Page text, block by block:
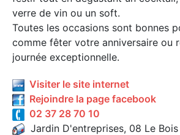
verre de vin ou un soft.
Toutes les occasions sont bonnes
comme fêter votre anniversaire ou
journée exceptionnelle.
Visiter le site internet
Rejoindre la page facebook
02 37 28 70 10
Jardin D'entreprises, 08 Le Bois